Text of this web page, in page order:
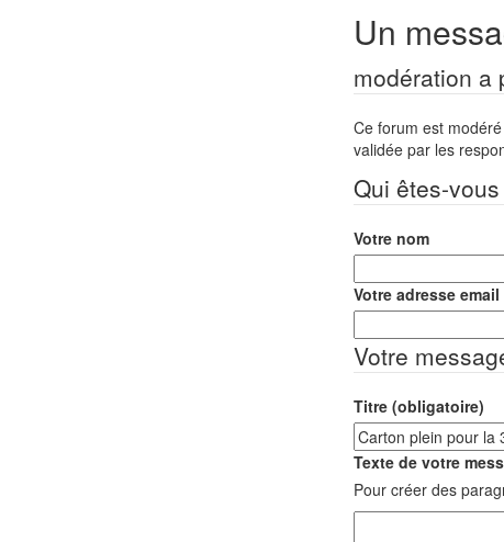
Un
modération a
Ce forum est
validée par les
Qui êtes-
Votre nom
Votre adresse email
Votre
Titre (obligatoire)
Texte de votre
Pour créer des